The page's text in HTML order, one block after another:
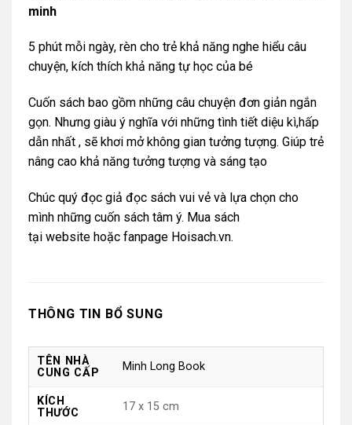
minh
5 phút mỗi ngày, rèn cho trẻ khả năng nghe hiểu câu
chuyện, kích thích khả năng tự học của bé
Cuốn sách bao gồm những câu chuyện đơn giản ngắn
gọn. Nhưng giàu ý nghĩa với những tình tiết diệu kì,hấp
dẫn nhất , sẽ khơi mở không gian tưởng tượng. Giúp trẻ
nâng cao khả năng tưởng tượng và sáng tạo
Chúc quý đọc giả đọc sách vui vẻ và lựa chọn cho
mình những cuốn sách tâm ý. Mua sách
tại websitehoặc fanpage Hoisach.vn.
THÔNG TIN BỔ SUNG
TÊN NHÀ
CUNG CẤP
Minh Long Book
KÍCH
THƯỚC
17 x 15 cm